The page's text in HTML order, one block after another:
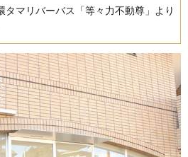
タマリバーバス「等々力不動尊」より